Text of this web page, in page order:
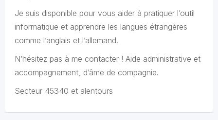
Je suis disponible pour vous aider à pratiquer l’outil
informatique et apprendre les langues étrangères
comme l’anglais et l’allemand.
N’hésitez pas à me contacter ! Aide administrative et
accompagnement, d’âme de compagnie.
Secteur 45340 et alentours